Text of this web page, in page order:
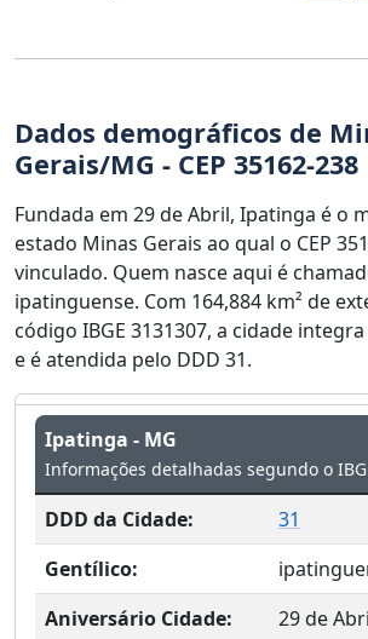
Dados demográficos de
Gerais/MG - CEP 35162-238
Fundada em 29 de Abril, Ipatinga é o
estado Minas Gerais ao qual o CEP
vinculado. Quem nasce aqui é
ipatinguense. Com 164,884 km² de
código IBGE 3131307, a cidade
e é atendida pelo DDD 31.
Ipatinga - MG
Informações detalhadas segundo o
DDD da Cidade:
31
Gentílico:
Aniversário Cidade:
29 de